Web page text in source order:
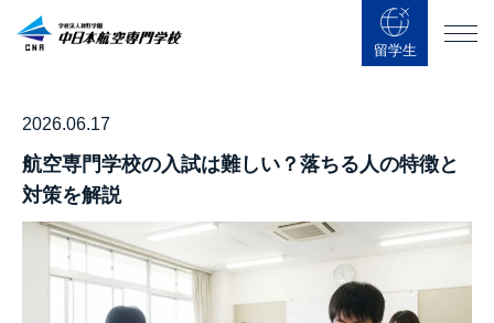
留学生
2026.06.17
航空専門学校の入試は難しい？落ちる人の特徴と
対策を解説